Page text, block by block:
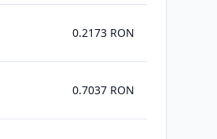
0.2173 RON
0.7037 RON